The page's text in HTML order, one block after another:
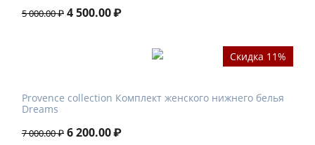
5 000.00₽ 4 500.00₽
Скидка 11%
Provence collection Комплект женского нижнего белья
Dreams
7 000.00₽ 6 200.00₽